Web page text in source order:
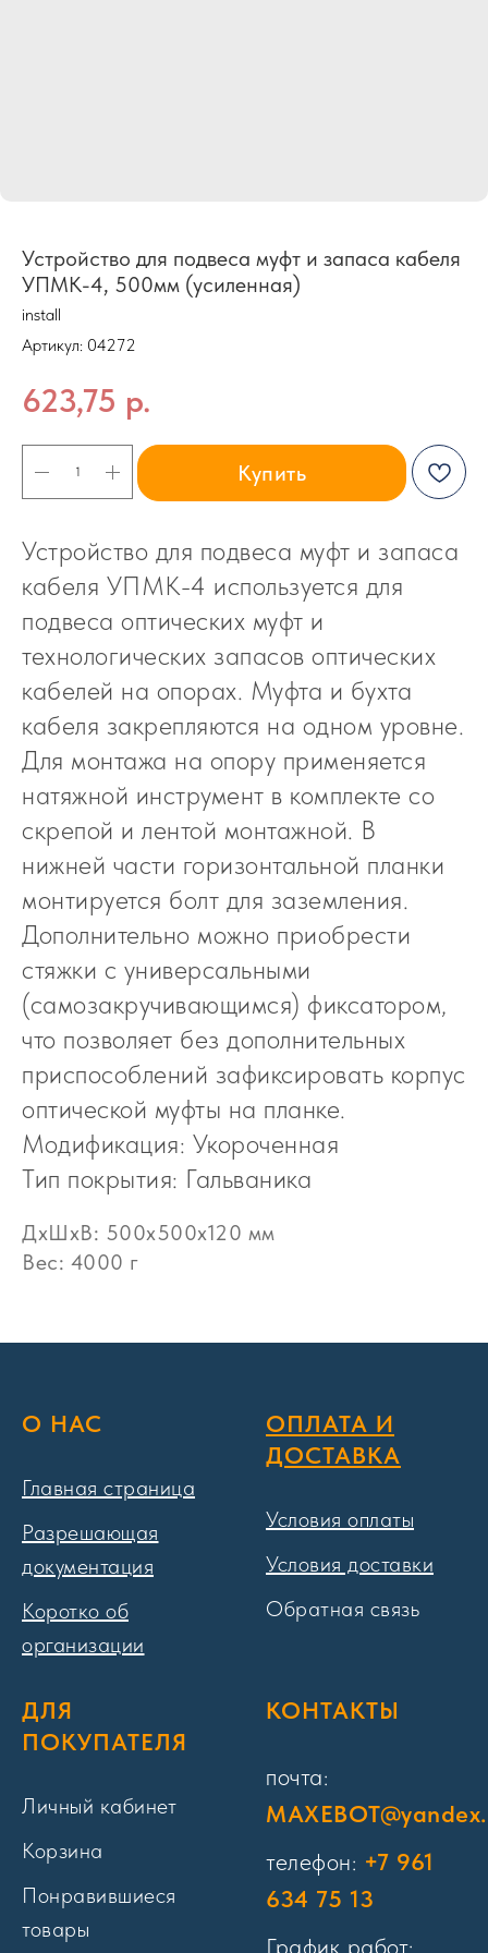
Устройство для подвеса муфт и запаса кабеля
УПМК-4, 500мм (усиленная)
install
Артикул: 04272
623,75 р.
Купить
Устройство для подвеса муфт и запаса
кабеля УПМК-4 используется для
подвеса оптических муфт и
технологических запасов оптических
кабелей на опорах. Муфта и бухта
кабеля закрепляются на одном уровне.
Для монтажа на опору применяется
натяжной инструмент в комплекте со
скрепой и лентой монтажной. В
нижней части горизонтальной планки
монтируется болт для заземления.
Дополнительно можно приобрести
стяжки с универсальными
(самозакручивающимся) фиксатором,
что позволяет без дополнительных
приспособлений зафиксировать корпус
оптической муфты на планке.
Модификация: Укороченная
Тип покрытия: Гальваника
ДxШxВ: 500x500x120 мм
Вес: 4000 г
О НАС
Главная страница
Разрешающая
документация
Коротко об
организации
ОПЛАТА И
ДОСТАВКА
Условия оплаты
Условия доставки
Обратная связь
ДЛЯ
ПОКУПАТЕЛЯ
Личный кабинет
Корзина
Понравившиеся
товары
КОНТАКТЫ
почта:
телефон: +7 961
634 75 13
График работ: